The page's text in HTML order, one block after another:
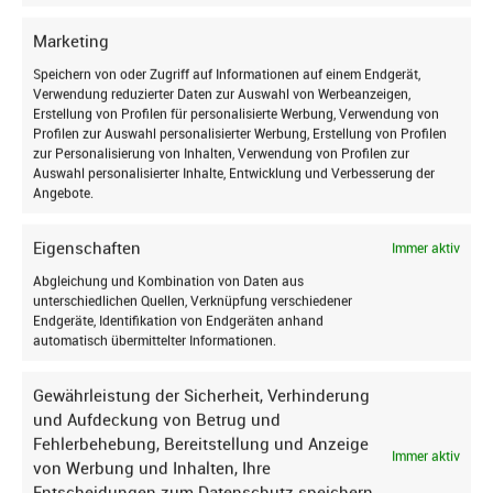
Marketing
Speichern von oder Zugriff auf Informationen auf einem Endgerät,
Verwendung reduzierter Daten zur Auswahl von Werbeanzeigen,
Erstellung von Profilen für personalisierte Werbung, Verwendung von
Profilen zur Auswahl personalisierter Werbung, Erstellung von Profilen
zur Personalisierung von Inhalten, Verwendung von Profilen zur
Auswahl personalisierter Inhalte, Entwicklung und Verbesserung der
Angebote.
Eigenschaften
Immer aktiv
Abgleichung und Kombination von Daten aus
unterschiedlichen Quellen, Verknüpfung verschiedener
Endgeräte, Identifikation von Endgeräten anhand
automatisch übermittelter Informationen.
Gewährleistung der Sicherheit, Verhinderung
und Aufdeckung von Betrug und
Fehlerbehebung, Bereitstellung und Anzeige
von Werbung und Inhalten, Ihre
Immer aktiv
Online Live-Beratung:
Jetzt Termin buchen
nie zuvor! Lassen Sie sich von unseren
Experten durch unser Sortiment führen und
alle Ihre Fragen beantworten. Buchen Sie jetzt
Ihre persönliche Livestream-Beratung per
Video via Microsoft Teams und erleben Sie die
Komfortzone Ihres eigenen Zuhauses.
Live-Beratungstermin buchen
Ich stimme zu, dass meine personenbezogenen Daten
genutzt werden, um werbliche E-Mails zu erhalten, und
Anmelden
Für den Versand unserer Newsletter nutzen wir rapidmail. Mit Ihrer
Anmeldung stimmen Sie zu, dass die eingegebenen Daten an